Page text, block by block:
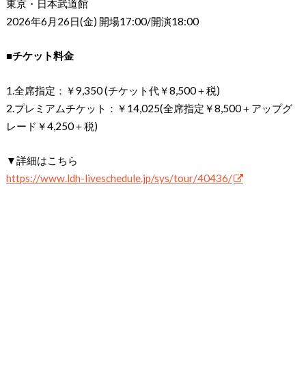
東京・日本武道館
2026年6月26日(金) 開場17:00/開演18:00
■チケット料金
1.全席指定：￥9,350 (チケット代￥8,500＋税)
2.プレミアムチケット：￥14,025(全席指定￥8,500＋アップグ
レード￥4,250＋税)
▼詳細はこちら
https://www.ldh-liveschedule.jp/sys/tour/40436/